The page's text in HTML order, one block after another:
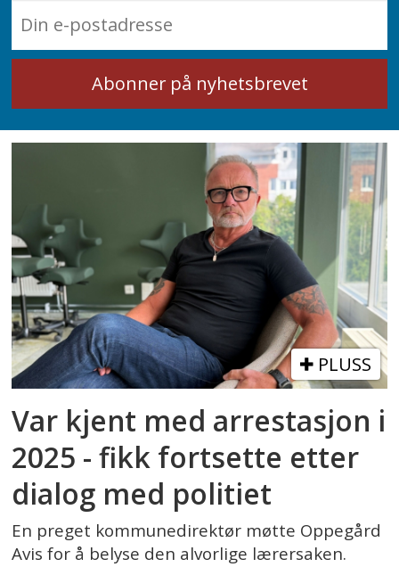
PLUSS
Var kjent med arrestasjon i
2025 - fikk fortsette etter
dialog med politiet
En preget kommunedirektør møtte Oppegård
Avis for å belyse den alvorlige lærersaken.